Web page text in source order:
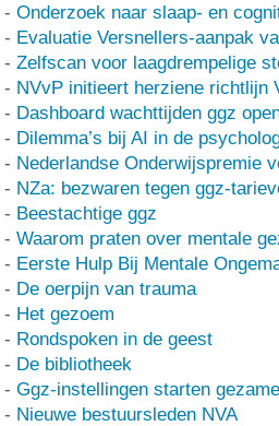
- Onderzoek naar slaap- en
- Evaluatie Versnellers-aanpak
- Zelfscan voor laagdrempelige
- NVvP initieert herziene richtlijn
- Dashboard wachttijden ggz
- Dilemma’s bij AI in de
- Nederlandse Onderwijspremie
- NZa: bezwaren tegen ggz-
- Beestachtige ggz
- Waarom praten over mentale
- Eerste Hulp Bij Mentale
- De oerpijn van trauma
- Het gezoem
- Rondspoken in de geest
- De bibliotheek
- Ggz-instellingen starten
- Nieuwe bestuursleden NVA